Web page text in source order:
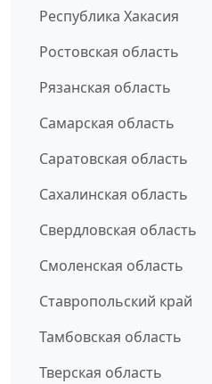
Республика Хакасия
Ростовская область
Рязанская область
Самарская область
Саратовская область
Сахалинская область
Свердловская область
Смоленская область
Ставропольский край
Тамбовская область
Тверская область